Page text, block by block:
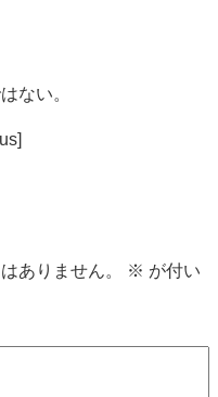
ない。
ありません。 ※ が付い